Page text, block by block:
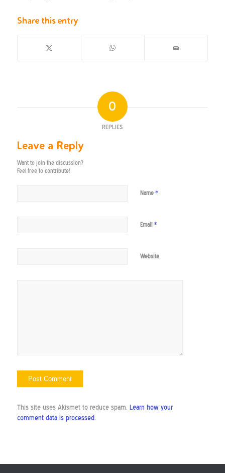
Share this entry
0
REPLIES
Leave a Reply
Want to join the discussion?
Feel free to contribute!
Name *
Email *
Website
This site uses Akismet to reduce spam. Learn how your
comment data is processed.